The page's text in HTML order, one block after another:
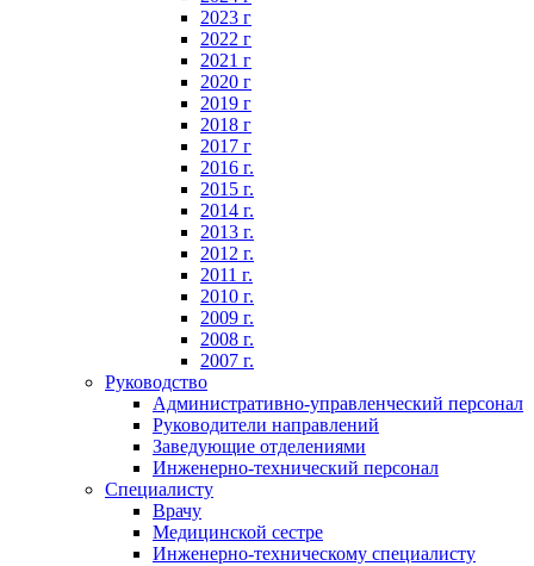
2023 г
2022 г
2021 г
2020 г
2019 г
2018 г
2017 г
2016 г.
2015 г.
2014 г.
2013 г.
2012 г.
2011 г.
2010 г.
2009 г.
2008 г.
2007 г.
Руководство
Административно-управленческий персонал
Руководители направлений
Заведующие отделениями
Инженерно-технический персонал
Специалисту
Врачу
Медицинской сестре
Инженерно-техническому специалисту